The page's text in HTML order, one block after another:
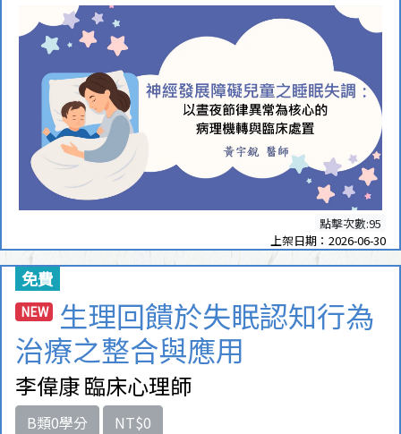
點擊次數:95
上架日期：2026-06-30
免費
NEW
生理回饋於失眠認知行為
治療之整合與應用
李偉康 臨床心理師
B類0學分 NT$0